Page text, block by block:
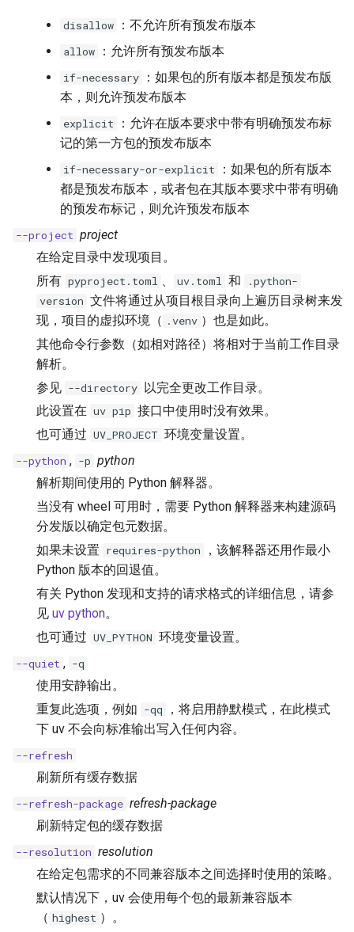
disallow ：不允许所有预发布版本
allow ：允许所有预发布版本
if-necessary
：如果包的所有版本都是预发布版
本，则允许预发布版本
explicit
：允许在版本要求中带有明确预发布标
记的第一方包的预发布版本
if-necessary-or-explicit
：如果包的所有版本
都是预发布版本，或者包在其版本要求中带有明确
的预发布标记，则允许预发布版本
--project project
在给定目录中发现项目。
所有 pyproject.toml 、 uv.toml 和
.python-
version 文件将通过从项目根目录向上遍历目录树来发
现，项目的虚拟环境（ .venv ）也是如此。
其他命令行参数（如相对路径）将相对于当前工作目录
解析。
参见 --directory 以完全更改工作目录。
此设置在 uv pip 接口中使用时没有效果。
也可通过 UV_PROJECT 环境变量设置。
--python , -p python
解析期间使用的 Python 解释器。
当没有 wheel 可用时，需要 Python 解释器来构建源码
分发版以确定包元数据。
如果未设置 requires-python
，该解释器还用作最小
Python 版本的回退值。
有关 Python 发现和支持的请求格式的详细信息，请参
见 uv python。
也可通过 UV_PYTHON 环境变量设置。
--quiet , -q
使用安静输出。
重复此选项，例如 -qq
，将启用静默模式，在此模式
下 uv 不会向标准输出写入任何内容。
--refresh
刷新所有缓存数据
--refresh-package refresh-package
刷新特定包的缓存数据
--resolution resolution
在给定包需求的不同兼容版本之间选择时使用的策略。
默认情况下，uv 会使用每个包的最新兼容版本
（ highest ）。